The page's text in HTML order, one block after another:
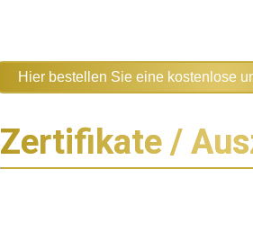
Hier bestellen Sie eine kostenlose
Zertifikate /